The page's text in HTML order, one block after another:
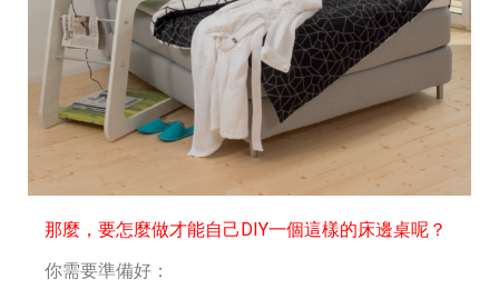
那麼，要怎麼做才能自己DIY一個這樣的床邊桌呢？
你需要準備好：